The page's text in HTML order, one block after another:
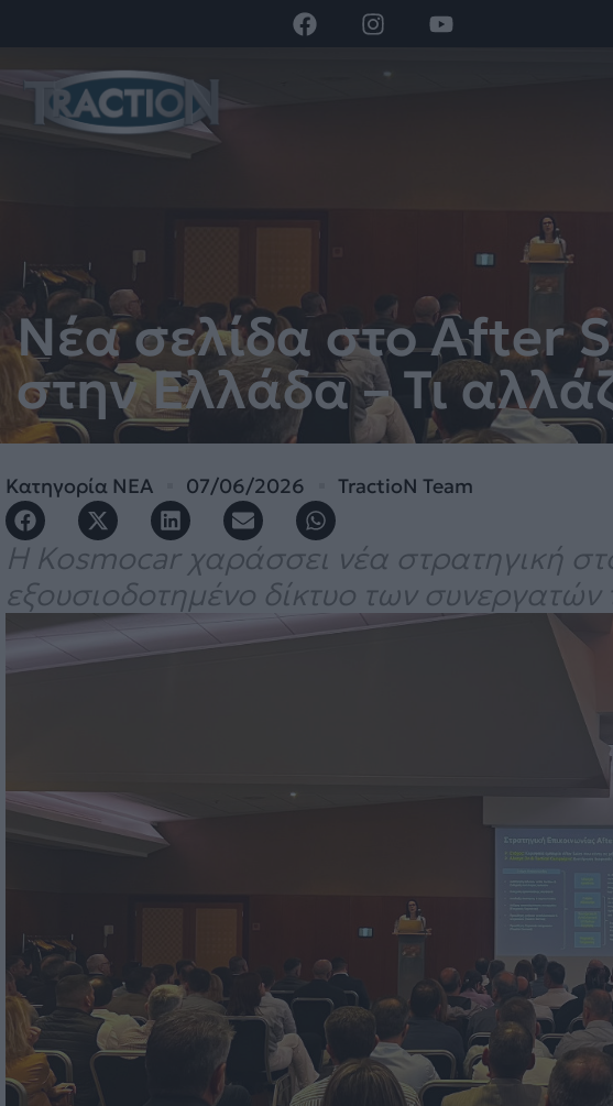
Νέα σελίδα στο After
στην Ελλάδα – Τι
Κατηγορία ΝΕΑ 07/06/2026 TractioN Team
Η Kosmocar χαράσσει νέα στρατηγική
εξουσιοδοτημένο δίκτυο των συνεργατών